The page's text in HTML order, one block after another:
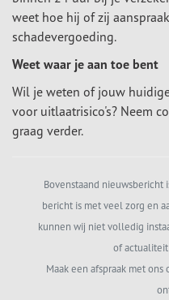
weet hoe hij of zij
schadevergoeding.
Weet waar je aan toe bent
Wil je weten of jouw
voor uitlaatrisico's? Neem
graag verder.
Bovenstaand
bericht is met veel zorg en
kunnen wij niet volledig
of
Maak een afspraak met